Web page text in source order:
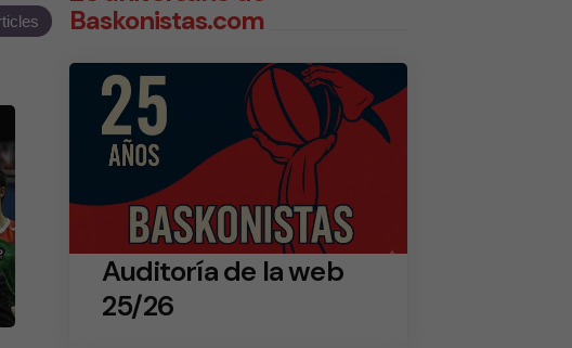
Baskonistas.com
Auditoría de la web
25/26